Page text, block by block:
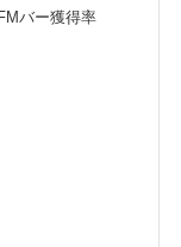
バー獲得率